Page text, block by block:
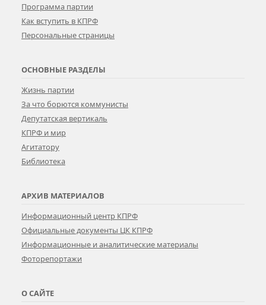
Программа партии
Как вступить в КПРФ
Персональные страницы
ОСНОВНЫЕ РАЗДЕЛЫ
Жизнь партии
За что борются коммунисты
Депутатская вертикаль
КПРФ и мир
Агитатору
Библиотека
АРХИВ МАТЕРИАЛОВ
Информационный центр КПРФ
Официальные документы ЦК КПРФ
Информационные и аналитические материалы
Фоторепортажи
О САЙТЕ